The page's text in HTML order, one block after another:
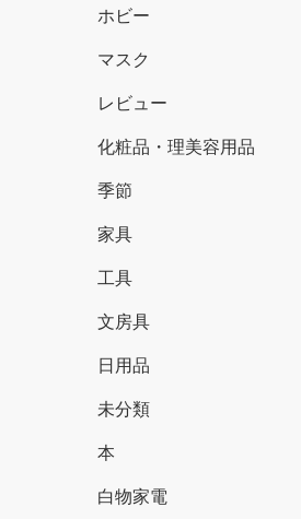
ホビー
マスク
レビュー
化粧品・理美容用品
季節
家具
工具
文房具
日用品
未分類
本
白物家電